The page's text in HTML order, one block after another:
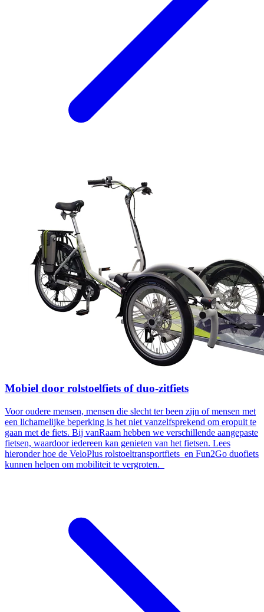
Mobiel door rolstoelfiets of duo-zitfiets
Voor oudere mensen, mensen die slecht ter been zijn of mensen met
een lichamelijke beperking is het niet vanzelfsprekend om eropuit te
gaan met de fiets. Bij vanRaam hebben we verschillende aangepaste
fietsen, waardoor iedereen kan genieten van het fietsen. Lees
hieronder hoe de VeloPlus rolstoeltransportfiets en Fun2Go duofiets
kunnen helpen om mobiliteit te vergroten.